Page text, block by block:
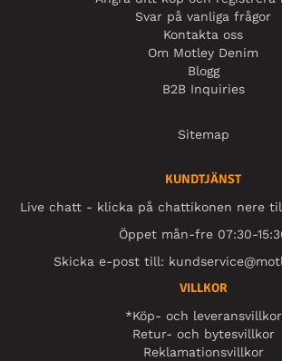
Svar på vanliga frågor
Kontakta oss
Om Motley Denim
Blogg
B2B Inquiries
Sitemap
KUNDTJÄNST
Live chatt - klicka på chattikonen nere
Öppet mån-fre 07:30-
Skicka e-post till:
VILLKOR
*Köp- och leveransvillkor
Retur- och bytesvillkor
Reklamationsvillkor